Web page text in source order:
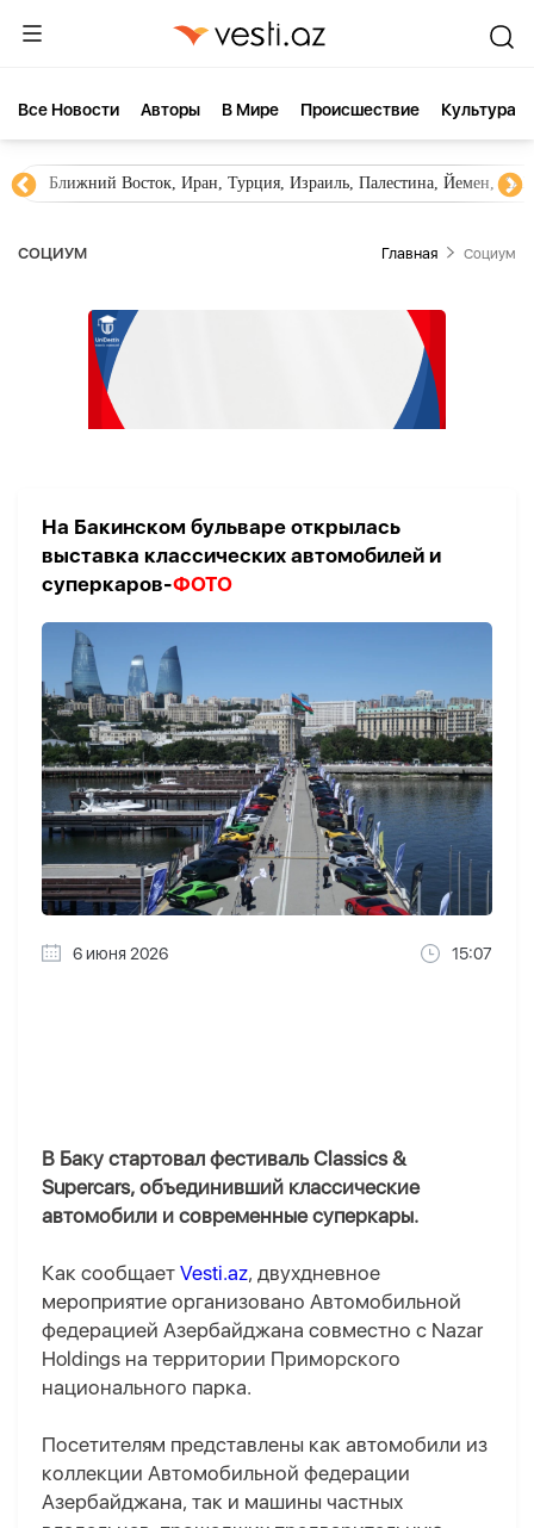
Все Новости Aвторы В Мире Происшествие Культура
Ближний Восток, Иран, Турция, Израиль, Палестина, Йемен,
СОЦИУМ Главная Социум
На Бакинском бульваре открылась
выставка классических автомобилей и
суперкаров-ФОТО
6 июня 2026 15:07
В Баку стартовал фестиваль Classics &
Supercars, объединивший классические
автомобили и современные суперкары.
Как сообщает Vesti.az, двухдневное
мероприятие организовано Автомобильной
федерацией Азербайджана совместно с Nazar
Holdings на территории Приморского
национального парка.
Посетителям представлены как автомобили из
коллекции Автомобильной федерации
Азербайджана, так и машины частных